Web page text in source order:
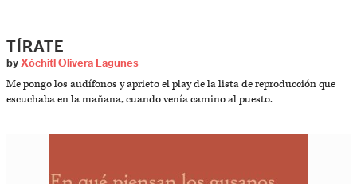
TÍRATE
by Xóchitl Olivera Lagunes
Me pongo los audífonos y aprieto el play de la lista de reproducción que
escuchaba en la mañana, cuando venía camino al puesto.